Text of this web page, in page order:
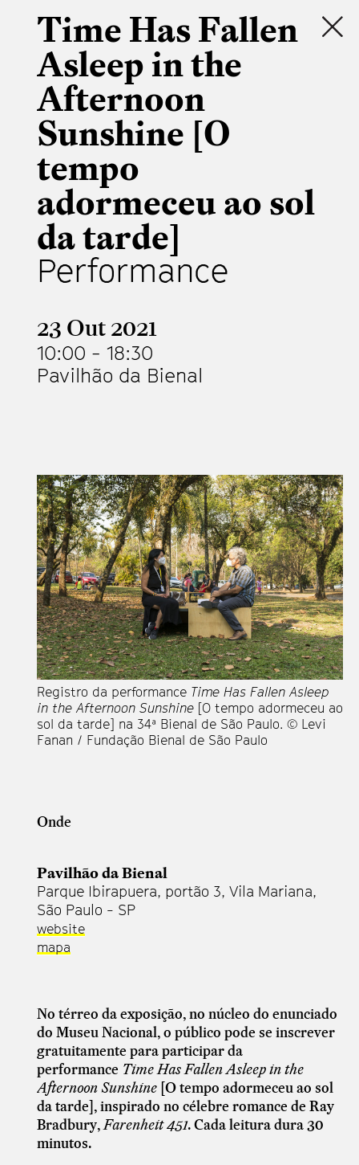
Time Has Fallen
Asleep in the
Afternoon
Sunshine [O
tempo
adormeceu ao sol
da tarde]
Performance
23 Out 2021
10:00 - 18:30
Pavilhão da Bienal
Registro da performance Time Has Fallen Asleep
in the Afternoon Sunshine [O tempo adormeceu ao
sol da tarde] na 34ª Bienal de São Paulo. © Levi
Fanan / Fundação Bienal de São Paulo
Onde
Pavilhão da Bienal
Parque Ibirapuera, portão 3, Vila Mariana,
São Paulo - SP
website
mapa
No térreo da exposição, no núcleo do enunciado
do Museu Nacional, o público pode se inscrever
gratuitamente para participar da
performance Time Has Fallen Asleep in the
Afternoon Sunshine [O tempo adormeceu ao sol
da tarde], inspirado no célebre romance de Ray
Bradbury,Farenheit 451. Cada leitura dura 30
minutos.